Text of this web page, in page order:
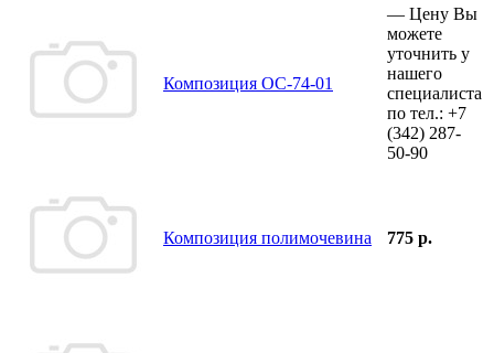
Композиция ОС-74-01
— Цену Вы
можете
уточнить у
нашего
специалиста
по тел.: +7
(342) 287-
50-90
Композиция полимочевина 775 р.